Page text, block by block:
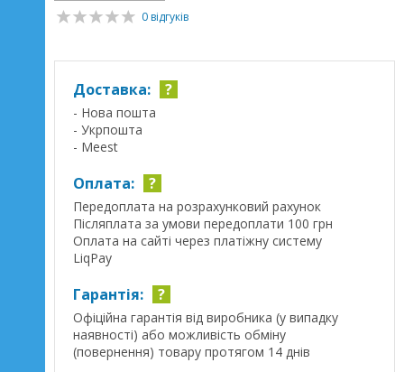
0 відгуків
Доставка: ?
- Нова пошта
- Укрпошта
- Meest
Оплата: ?
Передоплата на розрахунковий рахунок
Післяплата за умови передоплати 100 грн
Оплата на сайті через платіжну систему
LiqPay
Гарантія: ?
Офіційна гарантія від виробника (у випадку
наявності) або можливість обміну
(повернення) товару протягом 14 днів